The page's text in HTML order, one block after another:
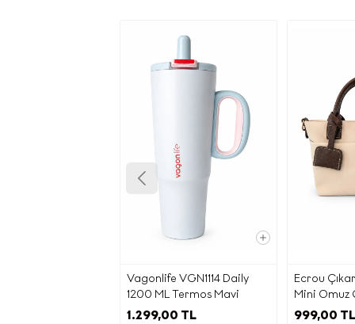
Vagonlife VGN1114 Daily
1200 ML Termos Mavi
1.299,00 TL
Ecrou
Mini Omuz
999,00 TL